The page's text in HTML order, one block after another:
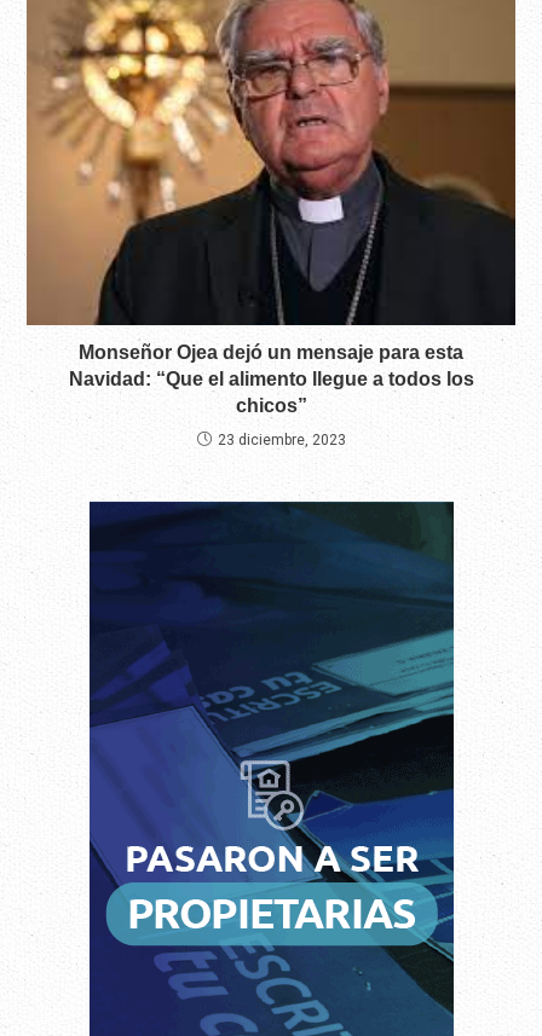
Monseñor Ojea dejó un mensaje para esta
Navidad: “Que el alimento llegue a todos los
chicos”
23 diciembre, 2023